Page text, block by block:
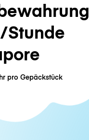
/Stunde
pro Gepäckstück